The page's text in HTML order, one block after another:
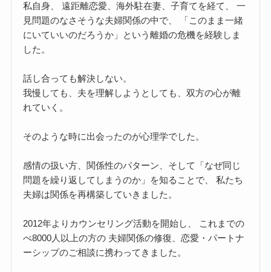
私自身、 遠距離恋愛、海外駐在妻、子育てを経て、 一
見問題のなさそうな夫婦関係の中で、 「このまま一緒
にいていいのだろうか」という離婚の危機を経験しま
した。
話し合っても解決しない。
我慢しても、夫を理解しようとしても、双方の心が離
れていく。
そのような時に出会ったのが心理学でした。
感情の扱い方、関係性のパターン、そして「なぜ同じ
問題を繰り返してしまうのか」を知ることで、 私たち
夫婦は関係を再構築していきました。
2012年よりカウンセリング活動を開始し、 これまでの
べ8000人以上の方の 夫婦関係の修復、恋愛・パートナ
ーシップのご相談に携わってきました。